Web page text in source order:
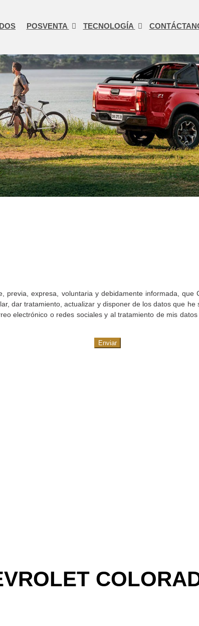
POSVENTA TECNOLOGÍA
expresa, voluntaria y debidamente informada, que
dar tratamiento, actualizar y disponer de los datos que
electrónico o redes sociales y al tratamiento de mis
Enviar